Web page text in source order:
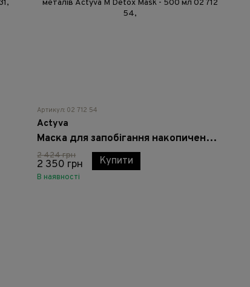
Артикул: 02 712 54
Actyva
Маска для запобігання накопичення металів Actyva M Detox Mask - 500 мл
2 424 грн
2 350 грн Купити
В наявності